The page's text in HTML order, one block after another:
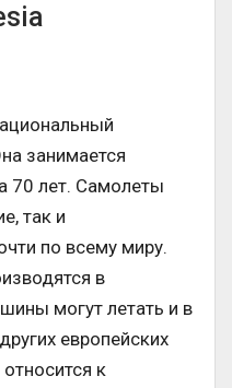
занимается
70 лет. Самолеты
так и
по всему миру.
в
могут летать и в
европейских
к